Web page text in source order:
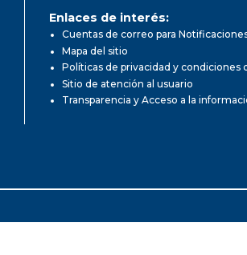
Enlaces de interés:
Cuentas de correo para
Mapa del sitio
Políticas de privacidad y condiciones
Sitio de atención al usuario
Transparencia y Acceso a la